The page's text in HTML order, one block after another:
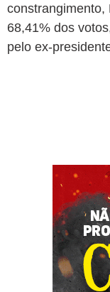
constrangimento,
68,41% dos
pelo ex-